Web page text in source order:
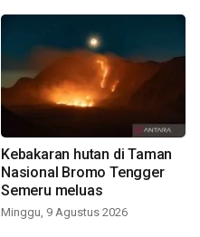
Kebakaran hutan di Taman
Nasional Bromo Tengger
Semeru meluas
Minggu, 9 Agustus 2026